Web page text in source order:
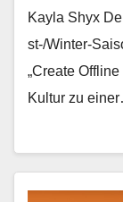
Kayla Shyx
st-/Win­ter-
„Cre­ate
Kul­tur zu